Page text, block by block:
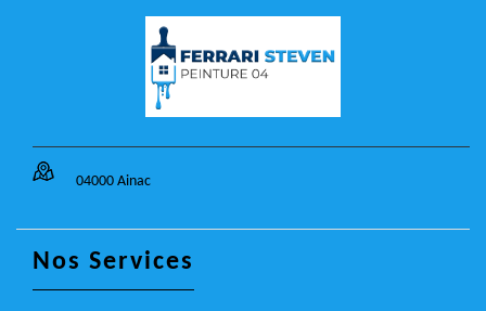
04000 Ainac
Nos Services